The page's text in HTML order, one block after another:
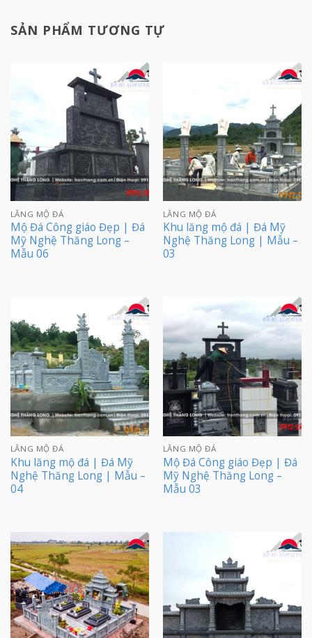
SẢN PHẨM TƯƠNG TỰ
LĂNG MỘ ĐÁ
Mộ Đá Công giáo Đẹp | Đá
Mỹ Nghệ Thăng Long –
Mẫu 06
LĂNG MỘ ĐÁ
Khu lăng mộ đá | Đá Mỹ
Nghệ Thăng Long | Mẫu –
03
LĂNG MỘ ĐÁ
Khu lăng mộ đá | Đá Mỹ
Nghệ Thăng Long | Mẫu –
04
LĂNG MỘ ĐÁ
Mộ Đá Công giáo Đẹp | Đá
Mỹ Nghệ Thăng Long –
Mẫu 03